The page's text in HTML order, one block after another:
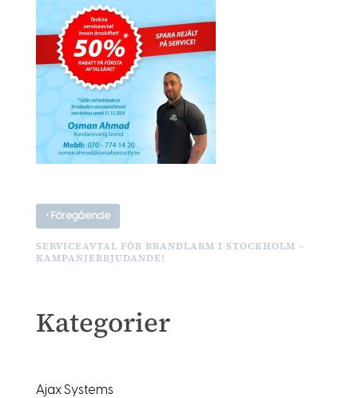
‹Föregående
SERVICEAVTAL FÖR BRANDLARM I STOCKHOLM –
KAMPANJERBJUDANDE!
Kategorier
Ajax Systems